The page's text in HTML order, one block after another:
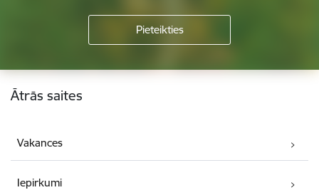
Kājene
Ātrās saites
Vakances
Iepirkumi